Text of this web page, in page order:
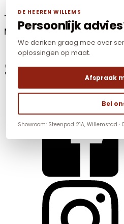
Tel: +31(0)168-85 11 88
Mail: info@dhwnonfood.nl
Social Media
DE HEEREN WILLEMS
Persoonlijk
We denken graag mee over
oplossingen op maat.
Afspraak
Bel
Showroom: Steenpad 21A, Willemstad ·